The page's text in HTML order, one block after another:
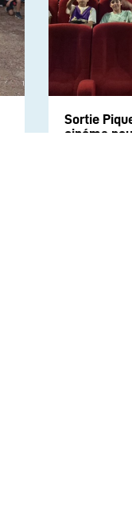
Sortie
cinéma